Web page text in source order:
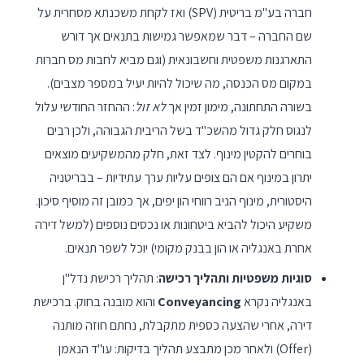
חברה בע"מ בריטית (SPV) ואז לקחת משכנתא מסחרית על
שם החברה – דבר שמאפשר גמישות בתנאים אך דורש
התארגנות משפטית וחשבונאית (וגם מביא לחבות מס חברות
במקום מס הכנסה, מה שיכול להיות יעיל במספר מצבים).
בשורה התחתונה, מימון זמין אךלא זול: ההחזר החודשי עלול
לנגוס חלק גדול מהשכ"ד בשל הריבית הגבוהה, ולכן רבים
בוחרים להקטין מינוף. לצד זאת, חלק מהמשקיעים מוצאים
יתרון במינוף אם הם צופים עליות ערך עתידיות – בבריטניה
היסטורית, מינוף הניב רווחי הון יפים, אך כמובן זה מוסיף סיכון.
משקיע היכול להביא ביטחונות או נכסים נוספים (למשל דירה
אחרת באנגליה או הון בבנק מקומי) יוכל לשפר תנאים.
סוגיות משפטיות ותהליך רכישה: תהליך רכישת נדל"ן
באנגליה נקראConveyancing והוא מובנה בחוק. ברכישת
דירה, אחרי שהצעה כספית מתקבלת, נחתם חוזה מותנה
(Offer) ולאחר מכן מתבצע תהליך בדיקות: עו"ד הנאמן